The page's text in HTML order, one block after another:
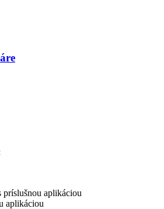
príslušnou aplikáciou
aplikáciou